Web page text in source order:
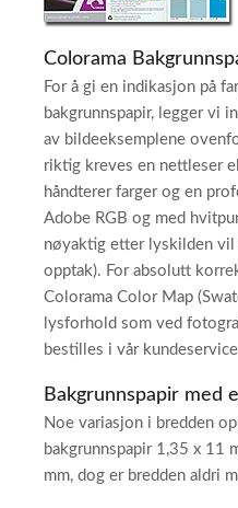
Colorama
For å gi en indikasjon på
bakgrunnspapir, legger vi
av bildeeksemplene
riktig kreves en nettleser
håndterer farger og en
Adobe RGB og med
nøyaktig etter lyskilden vil
opptak). For absolutt
Colorama Color Map
lysforhold som ved
bestilles i vår
Bakgrunnspapir med
Noe variasjon i bredden
bakgrunnspapir 1,35 x 11
mm, dog er bredden aldri